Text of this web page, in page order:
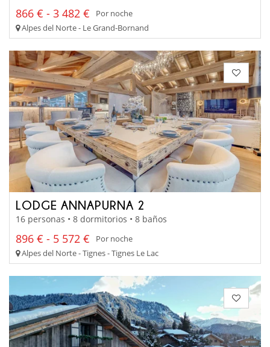
866 € - 3 482 €
Por noche
Alpes del Norte - Le Grand-Bornand
LODGE ANNAPURNA 2
16 personas • 8 dormitorios • 8 baños
896 € - 5 572 €
Por noche
Alpes del Norte - Tignes - Tignes Le Lac